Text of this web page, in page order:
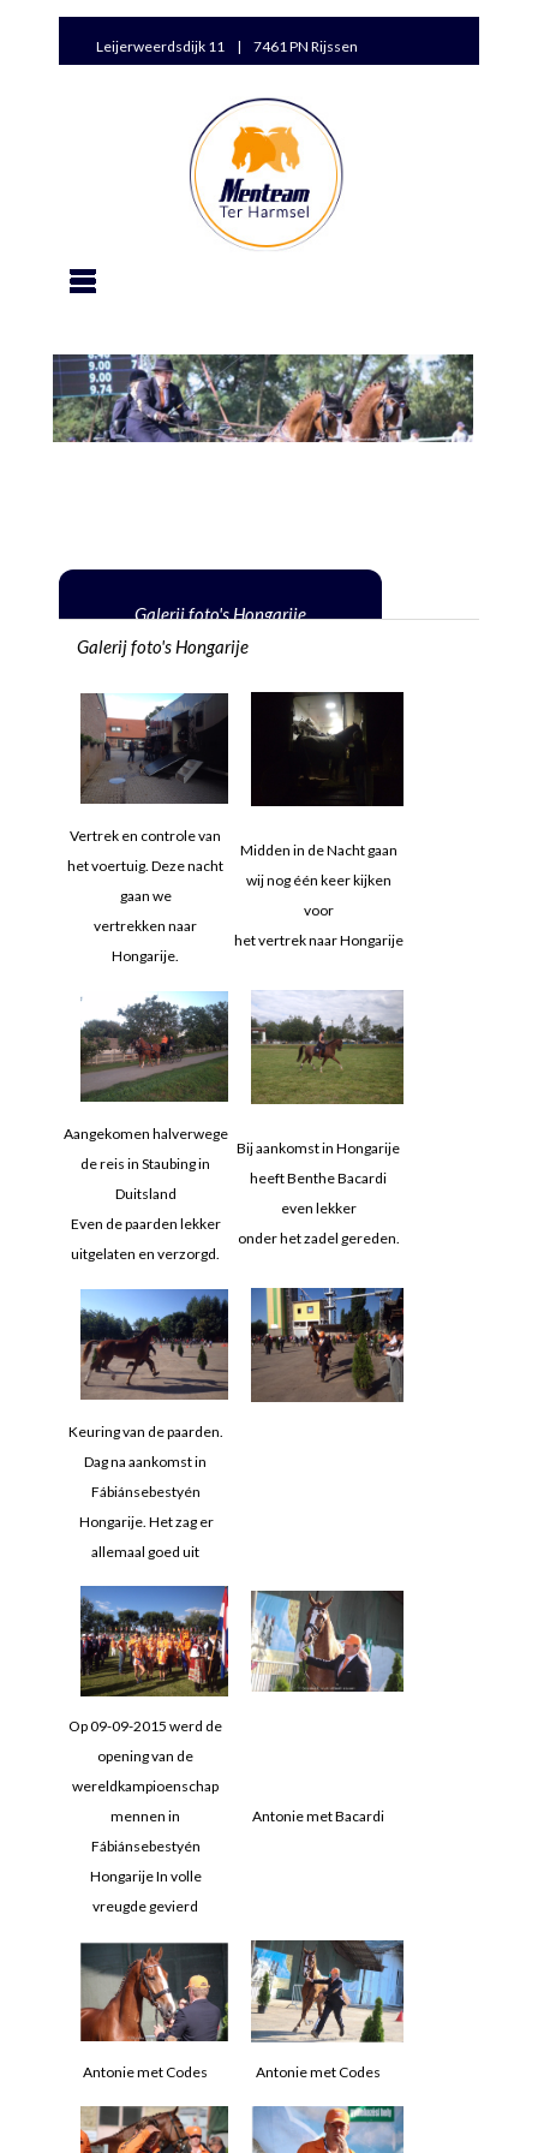
Leijerweerdsdijk 11 | 7461 PN Rijssen
Galerij foto's Hongarije
Galerij foto's Hongarije
Vertrek en controle van
het voertuig. Deze nacht
gaan we
vertrekken naar
Hongarije.
Midden in de Nacht gaan
wij nog één keer kijken
voor
het vertrek naar Hongarije
Aangekomen halverwege
de reis in Staubing in
Duitsland
Even de paarden lekker
uitgelaten en verzorgd.
Bij aankomst in Hongarije
heeft Benthe Bacardi
even lekker
onder het zadel gereden.
Keuring van de paarden.
Dag na aankomst in
Fábiánsebestyén
Hongarije. Het zag er
allemaal goed uit
Op 09-09-2015 werd de
opening van de
wereldkampioenschap
mennen in
Fábiánsebestyén
Hongarije In volle
vreugde gevierd
Antonie met Bacardi
Antonie met Codes Antonie met Codes